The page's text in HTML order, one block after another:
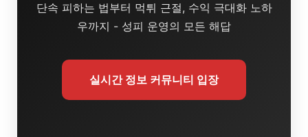
단속 피하는 법부터 먹튀 근절, 수익 극대화 노하
우까지 - 성피 운영의 모든 해답
실시간 정보 커뮤니티 입장